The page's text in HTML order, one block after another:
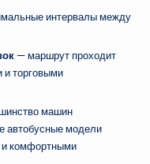
интервалы между
— маршрут проходит
торговыми
машин
автобусные модели
и комфортными